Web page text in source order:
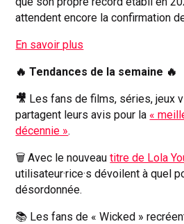
attendent encore la confirmation
En savoir plus
🔥Tendances de la semaine 🔥
🎥 Les fans de films, séries, jeux
partagent leurs avis pour la «
décennie ».
🗑️ Avec le nouveautitre de Lola
utilisateur·rice·s dévoilent à quel
désordonnée.
📚 Les fans de « Wicked »